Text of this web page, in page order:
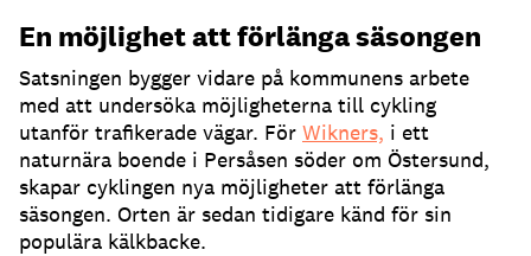
En möjlighet att förlänga säsongen
Satsningen bygger vidare på kommunens arbete
med att undersöka möjligheterna till cykling
utanför trafikerade vägar. För Wikners, i ett
naturnära boende i Persåsen söder om Östersund,
skapar cyklingen nya möjligheter att förlänga
säsongen. Orten är sedan tidigare känd för sin
populära kälkbacke.